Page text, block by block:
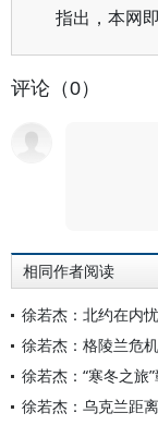
指出，本网
评论（0）
相同作者阅读
徐若杰：北约在内
徐若杰：格陵兰危
徐若杰：“寒冬之旅
徐若杰：乌克兰距